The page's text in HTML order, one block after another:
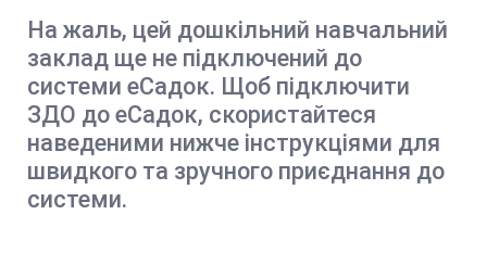
На жаль, цей дошкільний навчальний
заклад ще не підключений до
системи еСадок. Щоб підключити
ЗДО до еСадок, скористайтеся
наведеними нижче інструкціями для
швидкого та зручного приєднання до
системи.